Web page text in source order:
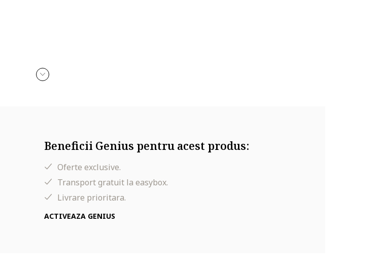
Beneficii Genius pentru acest produs:
Oferte exclusive.
Transport gratuit la easybox.
Livrare prioritara.
ACTIVEAZA GENIUS